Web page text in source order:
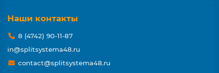
Наши контакты
8 (4742) 90-11-87
in@splitsystema48.ru
contact@splitsystema48.ru